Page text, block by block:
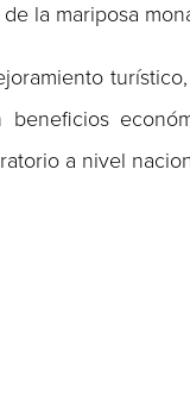
la mariposa
beneficios
a nivel